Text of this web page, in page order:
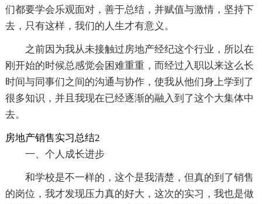
们都要学会乐观面对，善于总结，并赋值与激情，坚持下
去，只有这样，我们的人生才有意义。
之前因为我从未接触过房地产经纪这个行业，所以在
刚开始的时候总感觉会困难重重，而经过入职以来这么长
时间与同事们之间的沟通与协作，使我从他们身上学到了
很多知识，并且我现在已经逐渐的融入到了这个大集体中
去。
房地产销售实习总结2
一、个人成长进步
和学校是不一样的，这个是我清楚，但真的到了销售
的岗位，我才发现压力真的好大，这次的实习，我也是做